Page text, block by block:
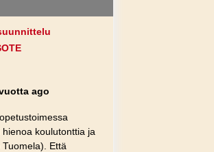
ago
koulutonttia ja
Että